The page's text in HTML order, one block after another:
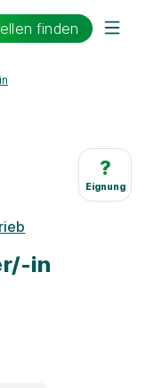
finden
?
Eignung
in